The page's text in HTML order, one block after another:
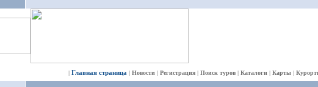
| Главная страница | Новости | Регистрация | Поиск туров | Каталоги | Карты |